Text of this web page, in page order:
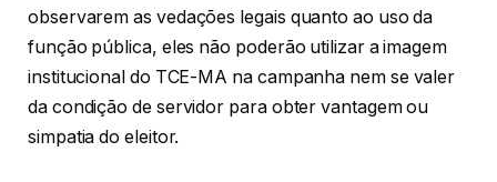
observarem as vedações legais quanto ao uso da
função pública, eles não poderão utilizar a imagem
institucional do TCE-MA na campanha nem se valer
da condição de servidor para obter vantagem ou
simpatia do eleitor.